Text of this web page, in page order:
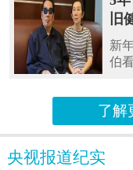
旧
新
伯
了解
央视报道纪实